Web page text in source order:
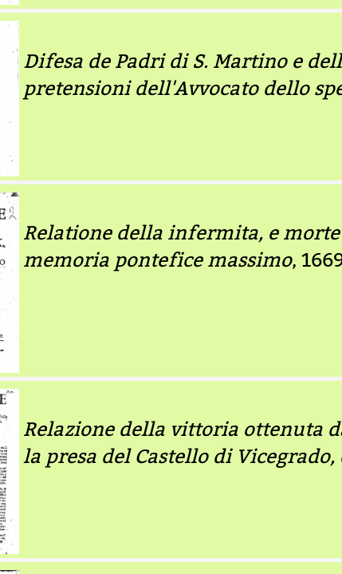
Difesa de Padri di S. Martino e
pretensioni dell'Avvocato dello
Relatione della infermita, e
memoria pontefice massimo,
Relazione della vittoria ottenuta
la presa del Castello di Vicegrado,